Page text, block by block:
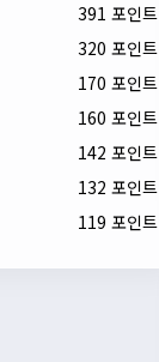
391 포인트
320 포인트
170 포인트
160 포인트
142 포인트
132 포인트
119 포인트